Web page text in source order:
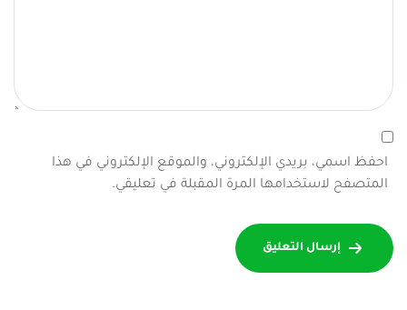
احفظ اسمي، بريدي الإلكتروني، والموقع الإلكتروني في هذا
المتصفح لاستخدامها المرة المقبلة في تعليقي.
إرسال التعليق